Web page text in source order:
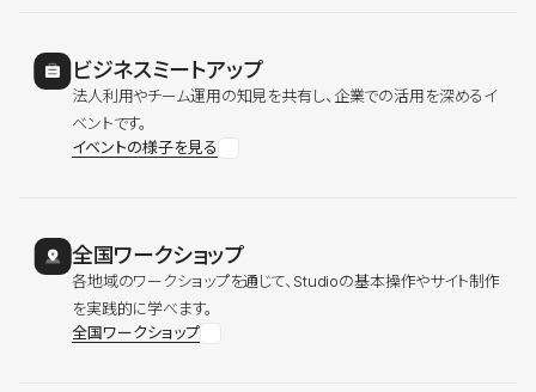
ビジネスミートアップ
法人利用やチーム運用の知見を共有し、企業での活用を深めるイ
ベントです。
イベントの様子を見る
全国ワークショップ
各地域のワークショップを通じて、Studioの基本操作やサイト制作
を実践的に学べます。
全国ワークショップ